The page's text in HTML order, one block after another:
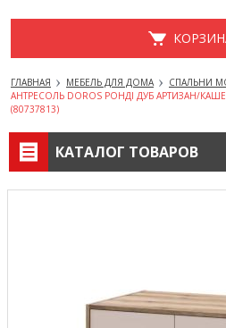
ГЛАВНАЯ МЕБЕЛЬ ДЛЯ ДОМА
СПАЛЬНИ
АНТРЕСОЛЬ DOROS РОНДІ ДУБ АРТИЗАН/
(80737813)
КАТАЛОГ ТОВАРОВ